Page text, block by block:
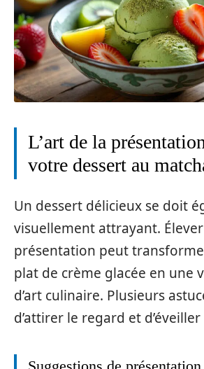
L’art de la
votre dessert au
Un dessert délicieux se doit
visuellement attrayant. Élever
présentation peut
plat de crème glacée en une
d’art culinaire. Plusieurs
d’attirer le regard et d’éveiller